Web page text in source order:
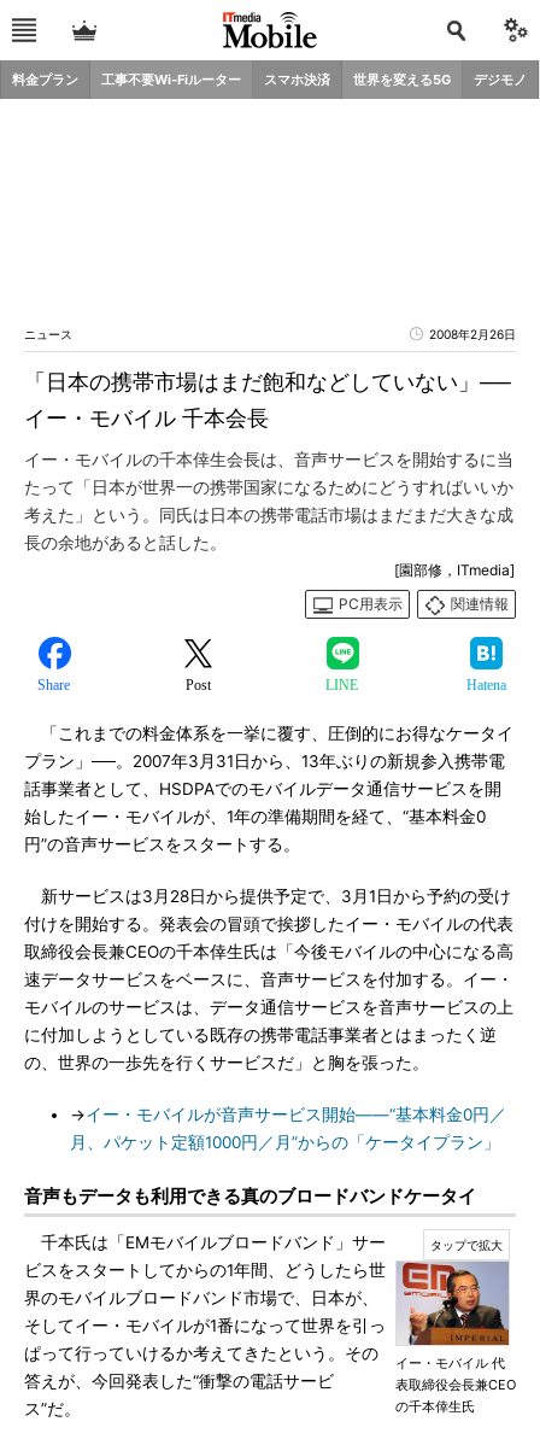
料金プラン 工事不要Wi-Fiルーター スマホ決済 世界を変える5G デジモノ
ニュース 2008年2月26日
「日本の携帯市場はまだ飽和などしていない」──
イー・モバイル 千本会長
イー・モバイルの千本倖生会長は、音声サービスを開始するに当
たって「日本が世界一の携帯国家になるためにどうすればいいか
考えた」という。同氏は日本の携帯電話市場はまだまだ大きな成
長の余地があると話した。
[園部修，ITmedia]
PC用表示
関連情報
Share Post LINE Hatena
「これまでの料金体系を一挙に覆す、圧倒的にお得なケータイ
プラン」──。2007年3月31日から、13年ぶりの新規参入携帯電
話事業者として、HSDPAでのモバイルデータ通信サービスを開
始したイー・モバイルが、1年の準備期間を経て、“基本料金0
円”の音声サービスをスタートする。
新サービスは3月28日から提供予定で、3月1日から予約の受け
付けを開始する。発表会の冒頭で挨拶したイー・モバイルの代表
取締役会長兼CEOの千本倖生氏は「今後モバイルの中心になる高
速データサービスをベースに、音声サービスを付加する。イー・
モバイルのサービスは、データ通信サービスを音声サービスの上
に付加しようとしている既存の携帯電話事業者とはまったく逆
の、世界の一歩先を行くサービスだ」と胸を張った。
→イー・モバイルが音声サービス開始――“基本料金0円／
月、パケット定額1000円／月”からの「ケータイプラン」
音声もデータも利用できる真のブロードバンドケータイ
イー・モバイル 代
表取締役会長兼CEO
の千本倖生氏
千本氏は「EMモバイルブロードバンド」サー
ビスをスタートしてからの1年間、どうしたら世
界のモバイルブロードバンド市場で、日本が、
そしてイー・モバイルが1番になって世界を引っ
ぱって行っていけるか考えてきたという。その
答えが、今回発表した“衝撃の電話サービ
ス”だ。